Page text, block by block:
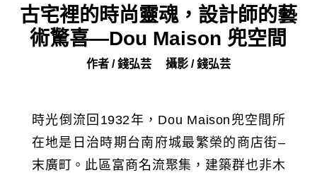
古宅裡的時尚靈魂，設計師的藝
術驚喜—Dou Maison 兜空間
作者 / 錢弘芸 攝影 / 錢弘芸
時光倒流回1932年，Dou Maison兜空間所
在地是日治時期台南府城最繁榮的商店街–
末廣町。此區富商名流聚集，建築群也非木